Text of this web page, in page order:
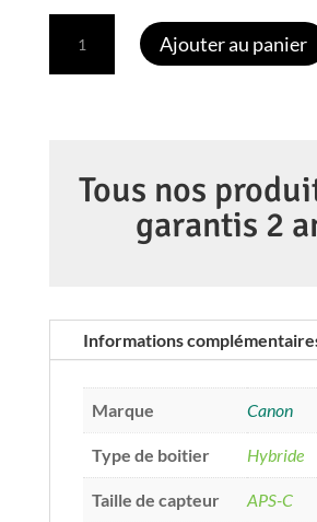
5.6
Ajouter au panier
Tous nos
garantis 2
Informations
Marque Canon
Type de boitier Hybride
Taille de capteur APS-C